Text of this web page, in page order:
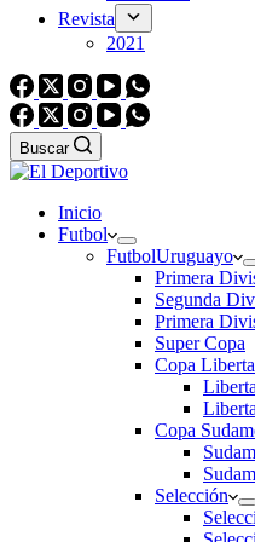
Revista
2021
Buscar
Inicio
Futbol
FutbolUruguayo
Primera
Segunda
Primera
Super Copa
Copa
Copa
Selección